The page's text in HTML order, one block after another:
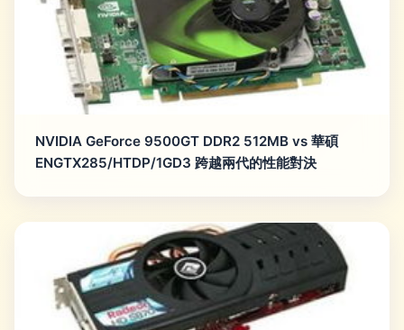
NVIDIA GeForce 9500GT DDR2 512MB vs 華碩
ENGTX285/HTDP/1GD3 跨越兩代的性能對決